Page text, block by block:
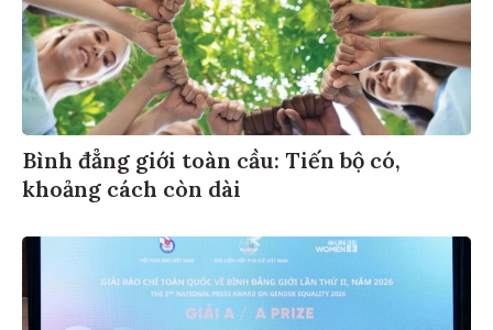
Bình đẳng giới toàn cầu: Tiến bộ có,
khoảng cách còn dài